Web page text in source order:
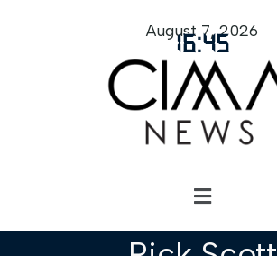
16:45
August 7, 2026